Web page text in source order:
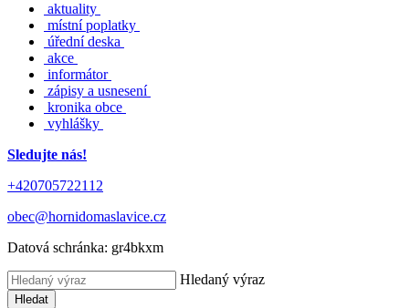
aktuality
místní poplatky
úřední deska
akce
informátor
zápisy a usnesení
kronika obce
vyhlášky
Sledujte nás!
+420705722112
obec@hornidomaslavice.cz
Datová schránka: gr4bkxm
Hledaný výraz
Hledat